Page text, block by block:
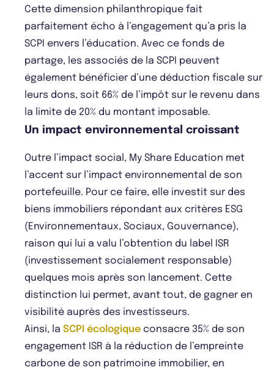
Cette dimension philanthropique fait
parfaitement écho à l’engagement qu’a pris la
SCPI envers l’éducation. Avec ce fonds de
partage, les associés de la SCPI peuvent
également bénéficier d’une déduction fiscale sur
leurs dons, soit 66% de l’impôt sur le revenu dans
la limite de 20% du montant imposable.
Un impact environnemental croissant
Outre l’impact social, My Share Education met
l’accent sur l’impact environnemental de son
portefeuille. Pour ce faire, elle investit sur des
biens immobiliers répondant aux critères ESG
(Environnementaux, Sociaux, Gouvernance),
raison qui lui a valu l’obtention du label ISR
(investissement socialement responsable)
quelques mois après son lancement. Cette
distinction lui permet, avant tout, de gagner en
visibilité auprès des investisseurs.
Ainsi, la SCPI écologique consacre 35% de son
engagement ISR à la réduction de l’empreinte
carbone de son patrimoine immobilier, en